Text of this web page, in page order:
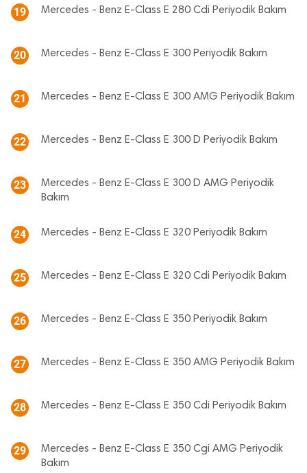
19 Mercedes - Benz E-Class E 280 Cdi Periyodik Bakım
20 Mercedes - Benz E-Class E 300 Periyodik Bakım
21 Mercedes - Benz E-Class E 300 AMG Periyodik Bakım
22 Mercedes - Benz E-Class E 300 D Periyodik Bakım
23
Mercedes - Benz E-Class E 300 D AMG Periyodik
Bakım
24 Mercedes - Benz E-Class E 320 Periyodik Bakım
25 Mercedes - Benz E-Class E 320 Cdi Periyodik Bakım
26 Mercedes - Benz E-Class E 350 Periyodik Bakım
27 Mercedes - Benz E-Class E 350 AMG Periyodik Bakım
28 Mercedes - Benz E-Class E 350 Cdi Periyodik Bakım
29
Mercedes - Benz E-Class E 350 Cgi AMG Periyodik
Bakım